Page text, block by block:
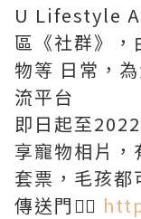
U Lifestyle
區《社群》，
物等 日常，
流平台
即日起至
享寵物相片，
套票，毛孩
傳送門👉🏻